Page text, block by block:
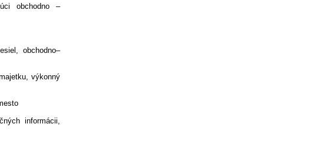
obchodno –
obchodno–
výkonný
informácii,